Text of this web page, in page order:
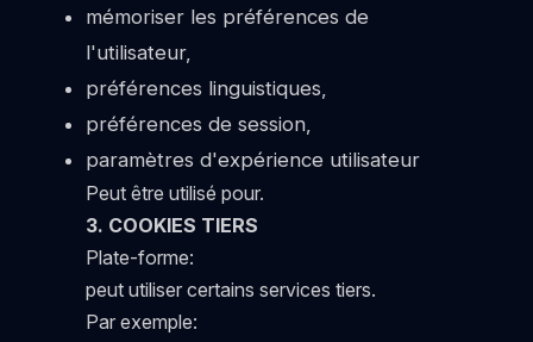
mémoriser les préférences de
l'utilisateur,
préférences linguistiques,
préférences de session,
paramètres d'expérience utilisateur
Peut être utilisé pour.
3. COOKIES TIERS
Plate-forme:
peut utiliser certains services tiers.
Par exemple: